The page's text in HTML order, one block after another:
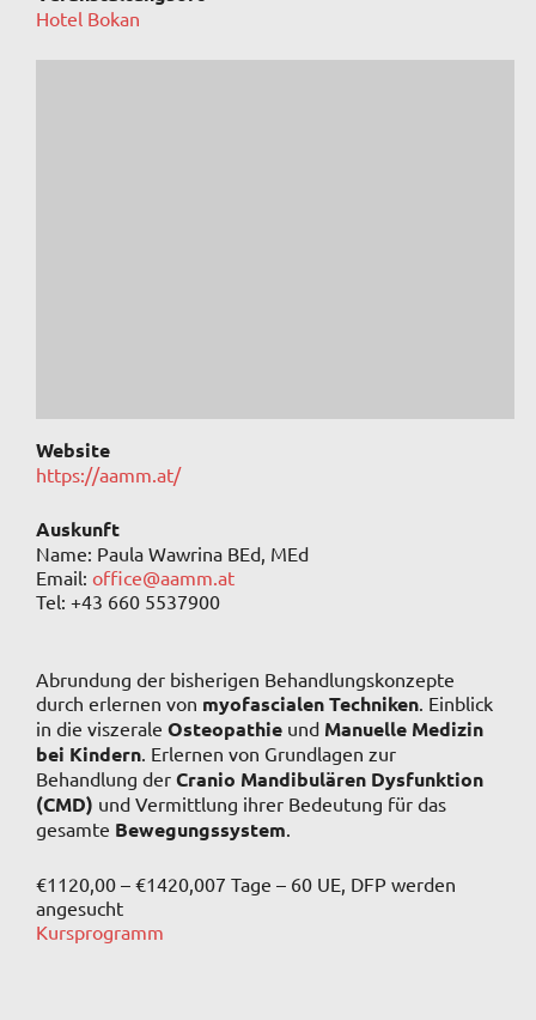
Hotel Bokan
Website
https://aamm.at/
Auskunft
Name: Paula Wawrina BEd, MEd
Email: office@aamm.at
Tel: +43 660 5537900
Abrundung der bisherigen Behandlungskonzepte
durch erlernen von myofascialen Techniken . Einblick
in die viszerale Osteopathie und Manuelle Medizin
bei Kindern . Erlernen von Grundlagen zur
Behandlung der Cranio Mandibulären Dysfunktion
(CMD) und Vermittlung ihrer Bedeutung für das
gesamte Bewegungssystem
€1120,00 – €1420,007 Tage – 60 UE, DFP werden
angesucht
Kursprogramm